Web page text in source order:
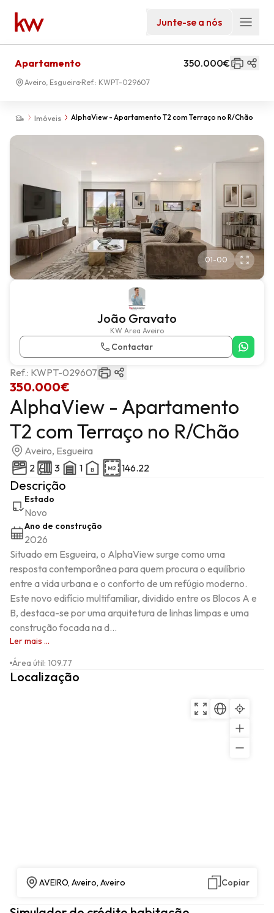
Junte-se a nós
Imóveis AlphaView - Apartamento T2 com Terraço no R/Chão
Apartamento 350.000€
Aveiro, Esgueira Ref.: KWPT-029607
01-00
João Gravato
KW Area Aveiro
Contactar
350.000€
Ref.: KWPT-029607
AlphaView - Apartamento
T2 com Terraço no R/Chão
Aveiro, Esgueira
2
3 1 146.22
Descrição
Estado
Novo
Ano de construção
2026
Situado em Esgueira, o AlphaView surge como uma
resposta contemporânea para quem procura o equilíbrio
entre a vida urbana e o conforto de um refúgio moderno.
Este novo edifício multifamiliar, dividido entre os Blocos A e
B, destaca-se por uma arquitetura de linhas limpas e uma
construção focada na d...
Ler mais ...
Área útil: 109.77
Localização
AVEIRO, Aveiro, Aveiro Copiar